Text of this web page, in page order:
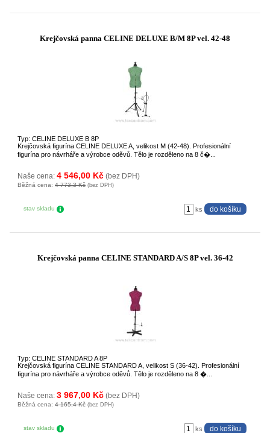
Krejčovská panna CELINE DELUXE B/M 8P vel. 42-48
Typ: CELINE DELUXE B 8P
Krejčovská figurína CELINE DELUXE A, velikost M (42-48). Profesionální
figurína pro návrháře a výrobce oděvů. Tělo je rozděleno na 8 č�...
Naše cena: 4 546,00 Kč (bez DPH)
Běžná cena: 4 773,3 Kč (bez DPH)
stav skladu ks
Krejčovská panna CELINE STANDARD A/S 8P vel. 36-42
Typ: CELINE STANDARD A 8P
Krejčovská figurína CELINE STANDARD A, velikost S (36-42). Profesionální
figurína pro návrháře a výrobce oděvů. Tělo je rozděleno na 8 �...
Naše cena: 3 967,00 Kč (bez DPH)
Běžná cena: 4 165,4 Kč (bez DPH)
stav skladu ks